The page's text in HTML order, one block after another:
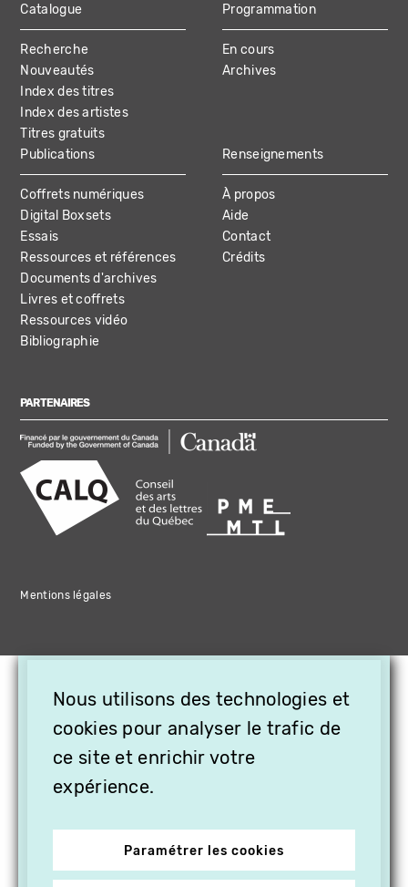
MAIN
NAVIGATION
Catalogue
Recherche
Nouveautés
Index des titres
Index des artistes
Titres gratuits
Programmation
En cours
Archives
Publications
Coffrets numériques
Digital Boxsets
Essais
Ressources et références
Documents d'archives
Livres et coffrets
Ressources vidéo
Bibliographie
Renseignements
À propos
Aide
Contact
Crédits
PARTENAIRES
Mentions légales
Nous utilisons des technologies et
cookies pour analyser le trafic de
ce site et enrichir votre
expérience.
Paramétrer les cookies
OFFREZ LA VIDÉO EN
CADEAU, ABONNEZ VOS
PROCHES À VITHÈQUE !